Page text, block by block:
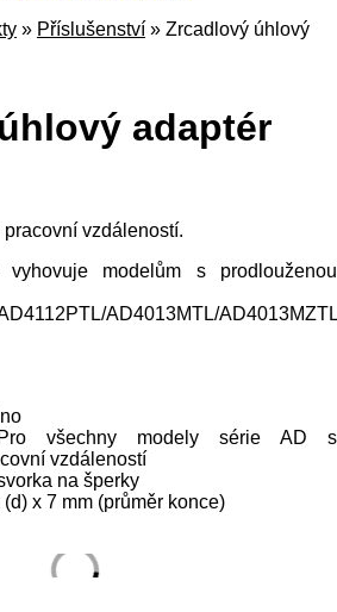
» Příslušenství » Zrcadlový úhlový
adaptér
vzdáleností.
modelům s prodlouženou
AD4013MTL/
všechny modely série AD s
vzdáleností
na šperky
(d) x 7 mm (průměr konce)